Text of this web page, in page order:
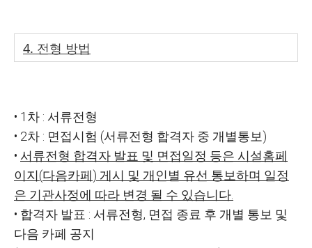
4. 전형 방법
• 1 차 : 서류전형
• 2차 : 면접시험 (서류전형 합격자 중 개별통보)
• 서류전형 합격자 발표 및 면접일정 등은 시설홈페
이지(다음카페) 게시 및 개인별 유선 통보하며 일정
은 기관사정에 따라 변경 될 수 있습니다
• 합격자 발표 : 서류전형, 면접 종료 후 개별 통보 및
다음 카페 공지